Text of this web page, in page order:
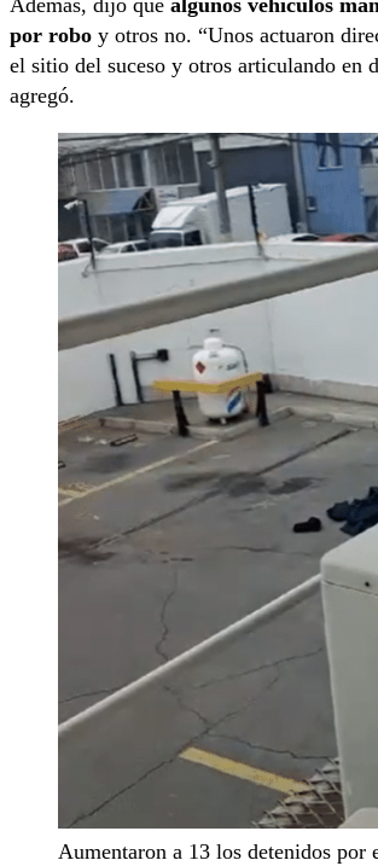
Además, dijo que algunos vehículos
por robo y otros no. “Unos actuaron
el sitio del suceso y otros articulando en
agregó.
Aumentaron a 13 los detenidos por